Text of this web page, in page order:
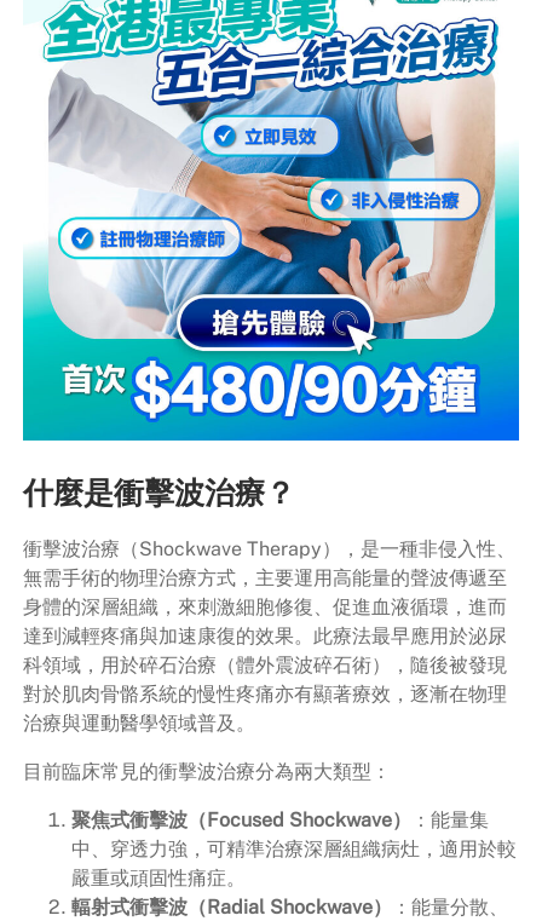
什麼是衝擊波治療？
衝擊波治療（Shockwave Therapy），是一種非侵入性、
無需手術的物理治療方式，主要運用高能量的聲波傳遞至
身體的深層組織，來刺激細胞修復、促進血液循環，進而
達到減輕疼痛與加速康復的效果。此療法最早應用於泌尿
科領域，用於碎石治療（體外震波碎石術），隨後被發現
對於肌肉骨骼系統的慢性疼痛亦有顯著療效，逐漸在物理
治療與運動醫學領域普及。
目前臨床常見的衝擊波治療分為兩大類型：
聚焦式衝擊波（Focused Shockwave）
：能量集
中、穿透力強，可精準治療深層組織病灶，適用於較
嚴重或頑固性痛症。
輻射式衝擊波（Radial Shockwave）
：能量分散、